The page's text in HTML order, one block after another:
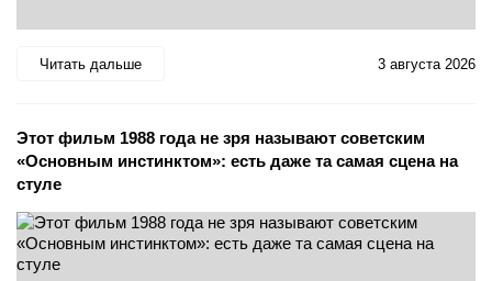
Читать дальше 3 августа 2026
Этот фильм 1988 года не зря называют советским
«Основным инстинктом»: есть даже та самая сцена на
стуле